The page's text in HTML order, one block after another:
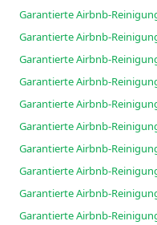
Garantierte Airbnb-
Garantierte Airbnb-
Garantierte Airbnb-
Garantierte Airbnb-
Garantierte Airbnb-
Garantierte Airbnb-
Garantierte Airbnb-
Garantierte Airbnb-
Garantierte Airbnb-
Garantierte Airbnb-